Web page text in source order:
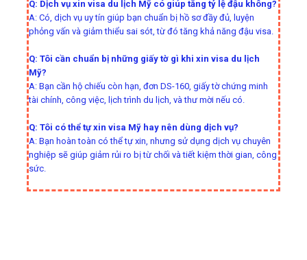
Q: Dịch vụ xin visa du lịch Mỹ có giúp tăng tỷ lệ đậu không?
A: Có, dịch vụ uy tín giúp bạn chuẩn bị hồ sơ đầy đủ, luyện
phỏng vấn và giảm thiểu sai sót, từ đó tăng khả năng đậu visa.
Q: Tôi cần chuẩn bị những giấy tờ gì khi xin visa du lịch
Mỹ?
A: Bạn cần hộ chiếu còn hạn, đơn DS-160, giấy tờ chứng minh
tài chính, công việc, lịch trình du lịch, và thư mời nếu có.
Q: Tôi có thể tự xin visa Mỹ hay nên dùng dịch vụ?
A: Bạn hoàn toàn có thể tự xin, nhưng sử dụng dịch vụ chuyên
nghiệp sẽ giúp giảm rủi ro bị từ chối và tiết kiệm thời gian, công
sức.